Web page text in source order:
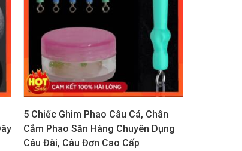
Xem chi tiết
5 Chiếc Ghim Phao Câu Cá, Chân
Cắm Phao Săn Hàng Chuyên Dụng
Câu Đài, Câu Đơn Cao Cấp